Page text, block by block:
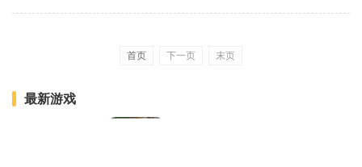
首页 下一页 末页
最新游戏